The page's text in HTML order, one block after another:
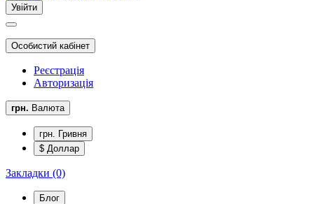
Особистий кабінет
Реєстрація
Авторизація
грн. Валюта
грн. Гривня
$ Доллар
Закладки (0)
Блог